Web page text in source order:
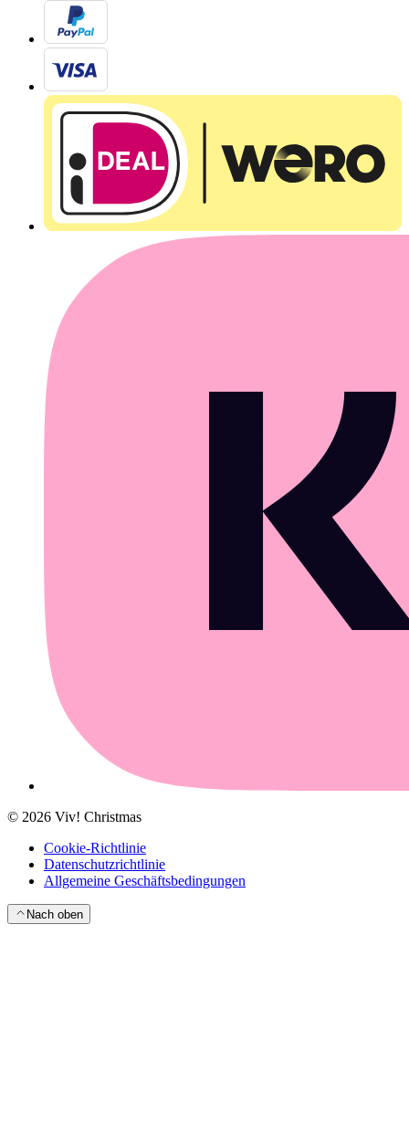
© 2026 Viv! Christmas
Cookie-Richtlinie
Datenschutzrichtlinie
Allgemeine Geschäftsbedingungen
Nach oben